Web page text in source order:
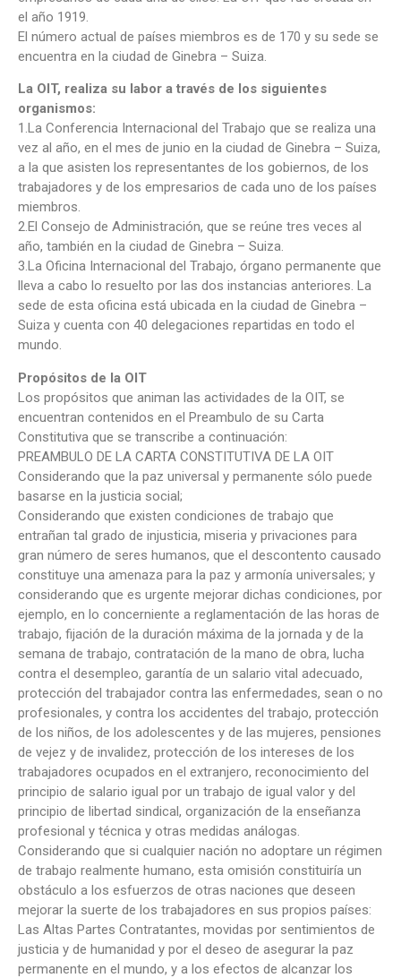
el año 1919.
El número actual de países miembros es de 170 y su sede se
encuentra en la ciudad de Ginebra – Suiza.
La OIT, realiza su labor a través de los siguientes
organismos:
1.La Conferencia Internacional del Trabajo que se realiza una
vez al año, en el mes de junio en la ciudad de Ginebra – Suiza,
a la que asisten los representantes de los gobiernos, de los
trabajadores y de los empresarios de cada uno de los países
miembros.
2.El Consejo de Administración, que se reúne tres veces al
año, también en la ciudad de Ginebra – Suiza.
3.La Oficina Internacional del Trabajo, órgano permanente que
lleva a cabo lo resuelto por las dos instancias anteriores. La
sede de esta oficina está ubicada en la ciudad de Ginebra –
Suiza y cuenta con 40 delegaciones repartidas en todo el
mundo.
Propósitos de la OIT
Los propósitos que animan las actividades de la OIT, se
encuentran contenidos en el Preambulo de su Carta
Constitutiva que se transcribe a continuación:
PREAMBULO DE LA CARTA CONSTITUTIVA DE LA OIT
Considerando que la paz universal y permanente sólo puede
basarse en la justicia social;
Considerando que existen condiciones de trabajo que
entrañan tal grado de injusticia, miseria y privaciones para
gran número de seres humanos, que el descontento causado
constituye una amenaza para la paz y armonía universales; y
considerando que es urgente mejorar dichas condiciones, por
ejemplo, en lo concerniente a reglamentación de las horas de
trabajo, fijación de la duración máxima de la jornada y de la
semana de trabajo, contratación de la mano de obra, lucha
contra el desempleo, garantía de un salario vital adecuado,
protección del trabajador contra las enfermedades, sean o no
profesionales, y contra los accidentes del trabajo, protección
de los niños, de los adolescentes y de las mujeres, pensiones
de vejez y de invalidez, protección de los intereses de los
trabajadores ocupados en el extranjero, reconocimiento del
principio de salario igual por un trabajo de igual valor y del
principio de libertad sindical, organización de la enseñanza
profesional y técnica y otras medidas análogas.
Considerando que si cualquier nación no adoptare un régimen
de trabajo realmente humano, esta omisión constituiría un
obstáculo a los esfuerzos de otras naciones que deseen
mejorar la suerte de los trabajadores en sus propios países:
Las Altas Partes Contratantes, movidas por sentimientos de
justicia y de humanidad y por el deseo de asegurar la paz
permanente en el mundo, y a los efectos de alcanzar los